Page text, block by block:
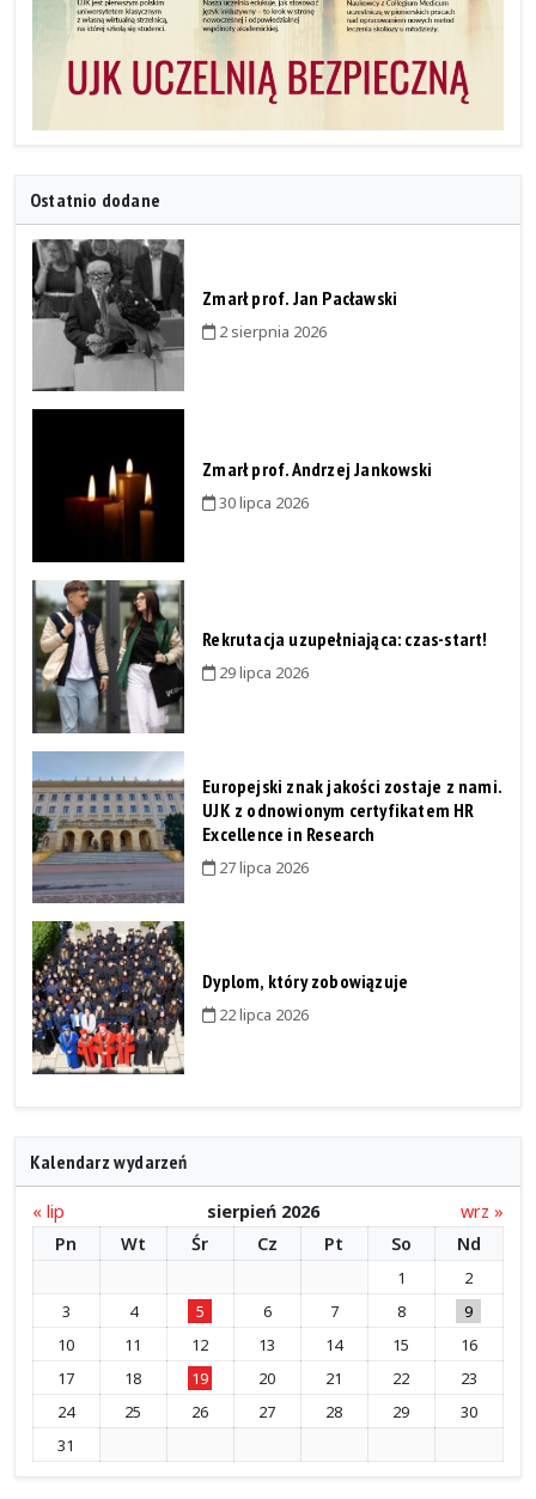
Ostatnio dodane
Zmarł prof. Jan Pacławski
2 sierpnia 2026
Zmarł prof. Andrzej Jankowski
30 lipca 2026
Rekrutacja uzupełniająca: czas-start!
29 lipca 2026
Europejski znak jakości zostaje z nami.
UJK z odnowionym certyfikatem HR
Excellence in Research
27 lipca 2026
Dyplom, który zobowiązuje
22 lipca 2026
Kalendarz wydarzeń
« lip sierpień 2026
wrz »
Pn
Wt Śr Cz Pt So Nd
1
2
3
4 5 6 7 8
9
10
11 12 13 14 15
16
17
18 19 20 21 22
23
24
25 26 27 28 29
30
31